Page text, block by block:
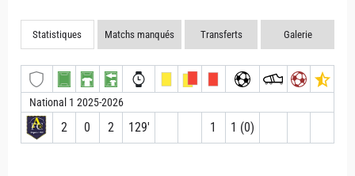
Statistiques Matchs manqués Transferts Galerie
National 1 2025-2026
2 0 2 129′ 1 1 (0)